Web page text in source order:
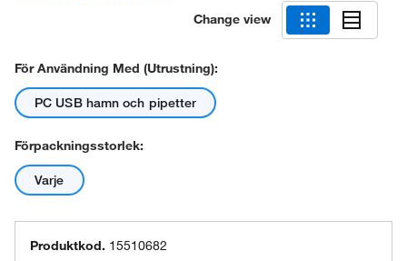
Change view
För Användning Med (utrustning):
PC USB hamn och pipetter
Förpackningsstorlek:
Varje
Produktkod. 15510682